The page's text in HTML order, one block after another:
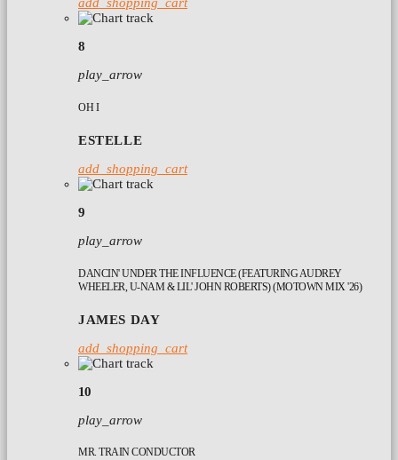
add_shopping_cart
8
play_arrow
OH I
ESTELLE
add_shopping_cart
9
play_arrow
DANCIN' UNDER THE INFLUENCE (FEATURING AUDREY
WHEELER, U-NAM & LIL' JOHN ROBERTS) (MOTOWN MIX '26)
JAMES DAY
add_shopping_cart
10
play_arrow
MR. TRAIN CONDUCTOR